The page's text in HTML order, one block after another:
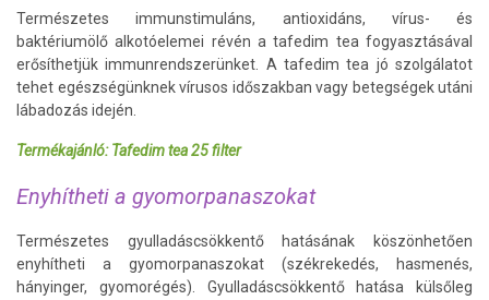
Természetes immunstimuláns, antioxidáns, vírus- és
baktériumölő alkotóelemei révén a tafedim tea fogyasztásával
erősíthetjük immunrendszerünket. A tafedim tea jó szolgálatot
tehet egészségünknek vírusos időszakban vagy betegségek utáni
lábadozás idején.
Termékajánló: Tafedim tea 25 filter
Enyhítheti a gyomorpanaszokat
Természetes gyulladáscsökkentő hatásának köszönhetően
enyhítheti a gyomorpanaszokat (székrekedés, hasmenés,
hányinger, gyomorégés). Gyulladáscsökkentő hatása külsőleg